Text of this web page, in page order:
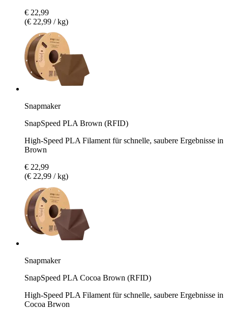
€ 22,99
(€ 22,99 / kg)
Snapmaker
SnapSpeed PLA Brown (RFID)
High-Speed PLA Filament für schnelle, saubere Ergebnisse in
Brown
€ 22,99
(€ 22,99 / kg)
Snapmaker
SnapSpeed PLA Cocoa Brown (RFID)
High-Speed PLA Filament für schnelle, saubere Ergebnisse in
Cocoa Brwon